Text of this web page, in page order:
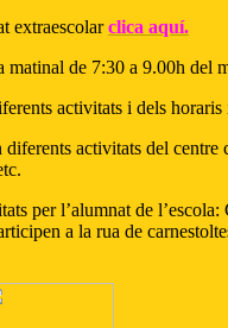
extraescolarclica aquí.
de 7:30 a 9.00h del
activitats i dels horaris
activitats del centre
per l’alumnat de l’escola:
a la rua de